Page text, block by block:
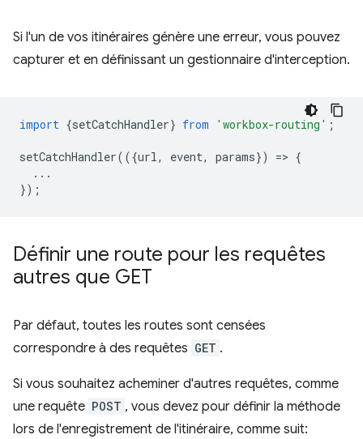
Si l'un de vos itinéraires génère une erreur, vous pouvez
capturer et en définissant un gestionnaire d'interception.
import {setCatchHandler} from 'workbox-routing' ;
setCatchHandler(({url, event, params}) => {
...
});
Définir une route pour les requêtes
autres que GET
Par défaut, toutes les routes sont censées
correspondre à des requêtes GET .
Si vous souhaitez acheminer d'autres requêtes, comme
une requête POST , vous devez pour définir la méthode
lors de l'enregistrement de l'itinéraire, comme suit: